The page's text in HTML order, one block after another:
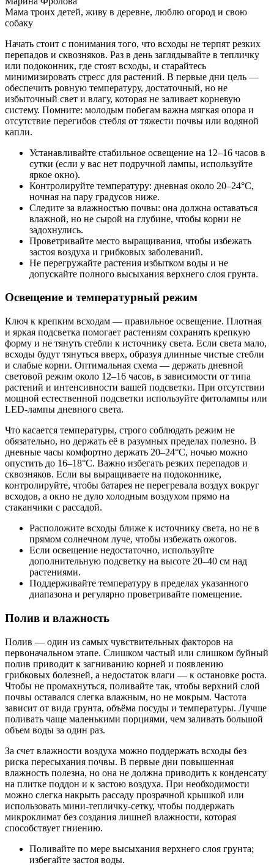
Мама троих детей, живу в деревне, люблю огород и свою
собаку
Начать стоит с понимания того, что всходы не терпят резких
перепадов и сквозняков. Раз в день заглядывайте в тепличку
или подоконник, где стоят всходы, и старайтесь
минимизировать стресс для растений. В первые дни цель —
обеспечить ровную температуру, достаточный, но не
избыточный свет и влагу, которая не заливает корневую
систему. Помните: молодым побегам важна мягкая опора и
отсутствие перегибов стебля от тяжести почвы или водяной
капли.
Устанавливайте стабильное освещение на 12–16 часов в
сутки (если у вас нет подручной лампы, используйте
яркое окно).
Контролируйте температуру: дневная около 20–24°C,
ночная на пару градусов ниже.
Следите за влажностью почвы: она должна оставаться
влажной, но не сырой на глубине, чтобы корни не
задохнулись.
Проветривайте место выращивания, чтобы избежать
застоя воздуха и грибковых заболеваний.
Не перегружайте растения избытком воды и не
допускайте полного высыхания верхнего слоя грунта.
Освещение и температурный режим
Ключ к крепким всходам — правильное освещение. Плотная
и яркая подсветка помогает растениям сохранять крепкую
форму и не тянуть стебли к источнику света. Если света мало,
всходы будут тянуться вверх, образуя длинные чистые стебли
и слабые корни. Оптимальная схема — держать дневной
световой режим около 12–16 часов, в зависимости от типа
растений и интенсивности вашей подсветки. При отсутствии
мощной естественной подсветки используйте фитолампы или
LED-лампы дневного света.
Что касается температуры, строго соблюдать режим не
обязательно, но держать её в разумных пределах полезно. В
дневные часы комфортно держать 20–24°C, ночью можно
опустить до 16–18°C. Важно избегать резких перепадов и
сквозняков. Если вы выращиваете на подоконнике,
контролируйте, чтобы батарея не перегревала воздух вокруг
всходов, а окно не дуло холодным воздухом прямо на
стаканчики с рассадой.
Расположите всходы ближе к источнику света, но не в
прямом солнечном луче, чтобы избежать ожогов.
Если освещение недостаточно, используйте
дополнительную подсветку на высоте 20–40 см над
растениями.
Поддерживайте температуру в пределах указанного
диапазона и регулярно проветривайте помещение.
Полив и влажность
Полив — один из самых чувствительных факторов на
первоначальном этапе. Слишком частый или слишком буйный
полив приводит к загниванию корней и появлению
грибковых болезней, а недостаток влаги — к остановке роста.
Чтобы не промахнуться, поливайте так, чтобы верхний слой
почвы оставался слегка влажным, но не мокрым. Частота
зависит от вида грунта, объёма посуды и температуры. Лучше
поливать чаще маленькими порциями, чем заливать большой
объем воды за один раз.
За счет влажности воздуха можно поддержать всходы без
риска пересыхания почвы. В первые дни повышенная
влажность полезна, но она не должна приводить к конденсату
на плитке поддон и к застою воздуха. При необходимости
можно слегка накрыть рассаду прозрачной крышкой или
использовать мини-тепличку‑сетку, чтобы поддержать
микроклимат без создания лишней влажности, которая
способствует гниению.
Поливайте по мере высыхания верхнего слоя грунта;
избегайте застоя воды.